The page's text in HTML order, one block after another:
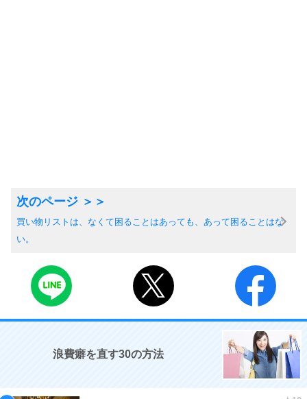
買い物リストは、なくて困ることはあっても、あって困ることはな
い。
浪費癖を直す30の方法